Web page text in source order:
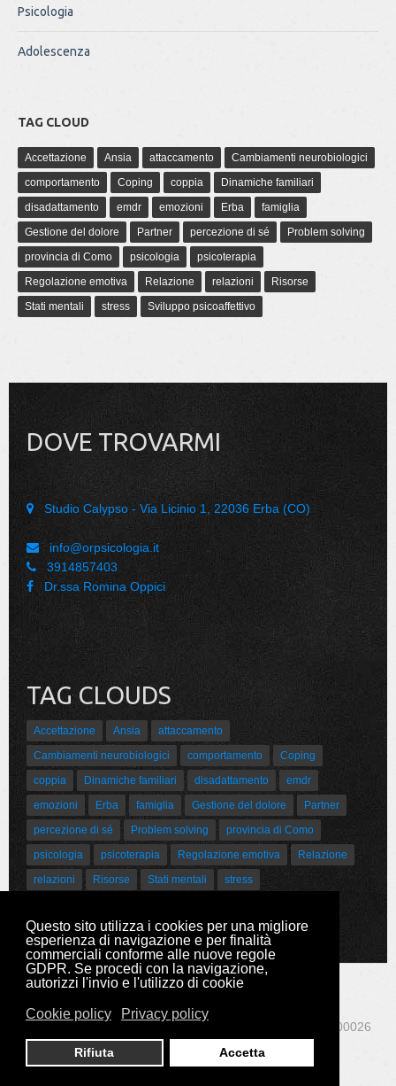
Questo sito utilizza i cookies per una migliore
esperienza di navigazione e per finalità
commerciali conforme alle nuove regole
GDPR. Se procedi con la navigazione,
autorizzi l'invio e l'utilizzo di cookie
Cookie policy Privacy policy
Rifiuta Accetta
Psicologia
Adolescenza
TAG CLOUD
Accettazione Ansia attaccamento
Cambiamenti neurobiologici
comportamento
Coping coppia
Dinamiche familiari
disadattamento
emdr emozioni Erba
famiglia
Gestione del dolore
Partner percezione di sé
Problem solving
provincia di Como
psicologia
psicoterapia
Regolazione emotiva
Relazione relazioni
Risorse
Stati mentali
stress Sviluppo psicoaffettivo
DOVE TROVARMI
Studio Calypso - Via Licinio 1, 22036 Erba (CO)
info@orpsicologia.it
3914857403
Dr.ssa Romina Oppici
TAG CLOUDS
Accettazione Ansia
attaccamento
Cambiamenti neurobiologici
comportamento
Coping
coppia
Dinamiche familiari disadattamento
emdr
emozioni
Erba famiglia Gestione del dolore
Partner
percezione di sé
Problem solving
provincia di Como
psicologia
psicoterapia Regolazione emotiva
Relazione
relazioni
Risorse Stati mentali
stress
Copyright © 2017 Dott.ssa Romina Oppici P.IVA 02547300026